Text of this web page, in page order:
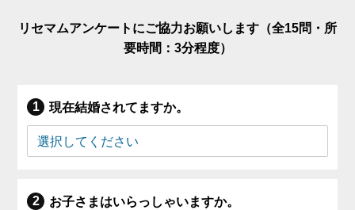
リセマムアンケートにご協力お願いします（全15問・所
要時間：3分程度）
現在結婚されてますか。
お子さまはいらっしゃいますか。